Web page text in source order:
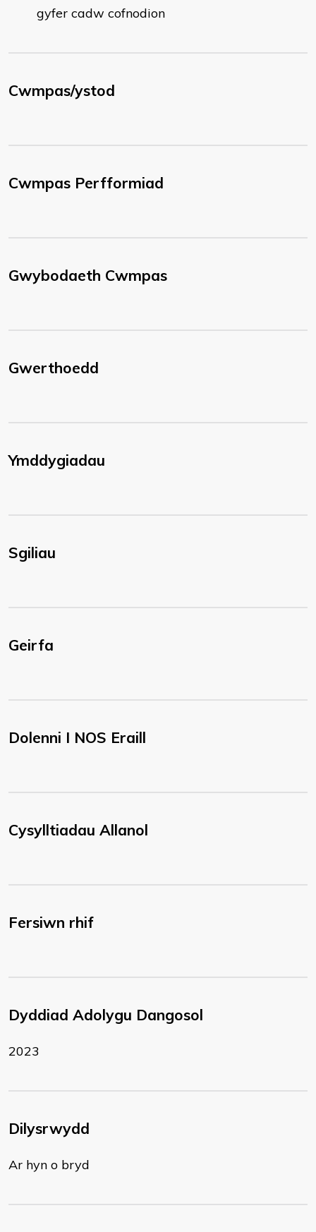
gyfer cadw cofnodion
Cwmpas/ystod
Cwmpas Perfformiad
Gwybodaeth Cwmpas
Gwerthoedd
Ymddygiadau
Sgiliau
Geirfa
Dolenni I NOS Eraill
Cysylltiadau Allanol
Fersiwn rhif
Dyddiad Adolygu Dangosol
2023
Dilysrwydd
Ar hyn o bryd